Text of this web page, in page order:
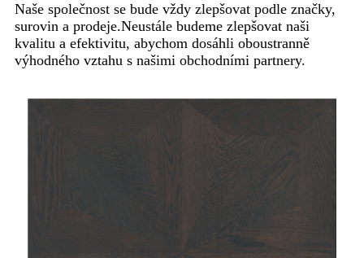
Naše společnost se bude vždy zlepšovat podle značky,
surovin a prodeje.Neustále budeme zlepšovat naši
kvalitu a efektivitu, abychom dosáhli oboustranně
výhodného vztahu s našimi obchodními partnery.